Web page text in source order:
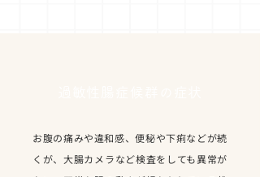
お腹の痛みや違和感、便秘や下痢などが続
くが、大腸カメラなど検査をしても異常が